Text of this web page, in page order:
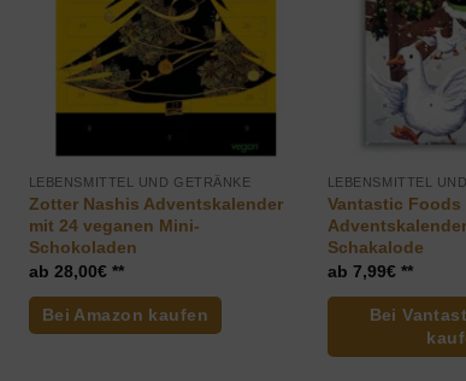
LEBENSMITTEL UND GETRÄNKE
Zotter Nashis Adventskalender
mit 24 veganen Mini-
Schokoladen
28,00€
Bei Amazon kaufen
LEBENSMITTEL
Vantastic Foods
Schakalode
7,99€
Bei